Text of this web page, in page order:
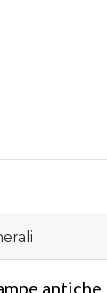
antiche